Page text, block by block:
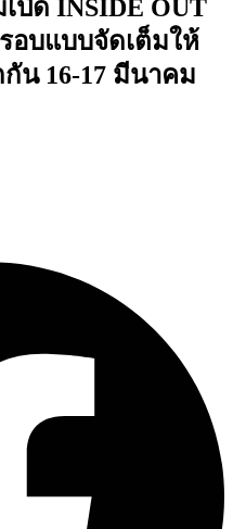
ปิด INSIDE OUT
อบแบบจัดเต็มให้
น 16-17 มีนาคม